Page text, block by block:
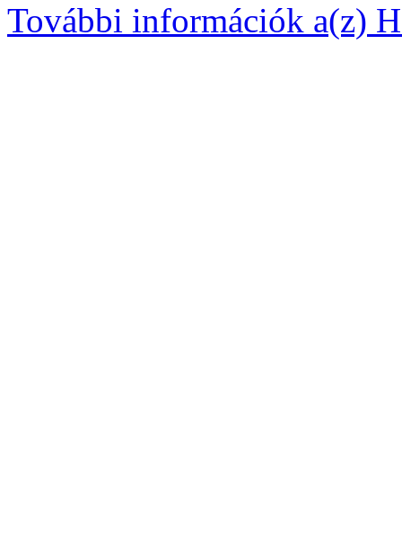
További információk a(z)